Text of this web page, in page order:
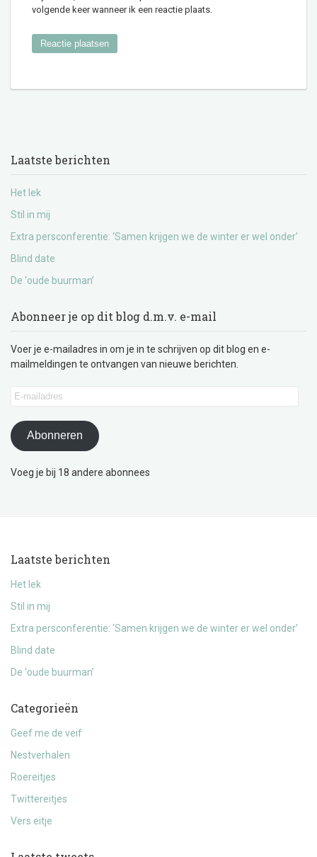
volgende keer wanneer ik een reactie plaats.
Laatste berichten
Het lek
Stil in mij
Extra persconferentie: ‘Samen krijgen we de winter er wel onder’
Blind date
De ‘oude buurman’
Abonneer je op dit blog d.m.v. e-mail
Voer je e-mailadres in om je in te schrijven op dit blog en e-
mailmeldingen te ontvangen van nieuwe berichten.
E-
Abonneren
Voeg je bij 18 andere abonnees
Laatste berichten
Het lek
Stil in mij
Extra persconferentie: ‘Samen krijgen we de winter er wel onder’
Blind date
De ‘oude buurman’
Categorieën
Geef me de veif
Nestverhalen
Roereitjes
Twittereitjes
Vers eitje